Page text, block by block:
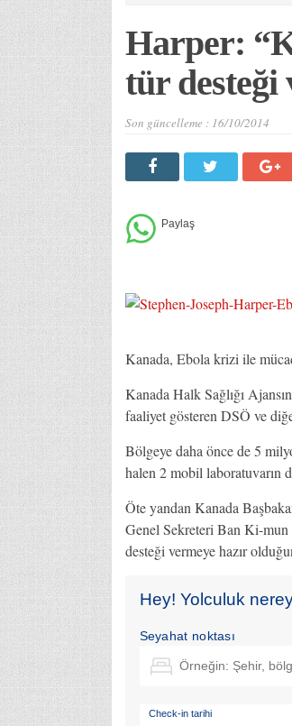
Harper:
tür desteği
Son güncelleme : 16/10/2014
Kanada, Ebola krizi ile
Kanada Halk Sağlığı
faaliyet gösteren DSÖ ve
Bölgeye daha önce de 5
halen 2 mobil laboratuvarın
Öte yandan Kanada
Genel Sekreteri Ban Ki-mun
desteği vermeye hazır
Hey! Yolculuk
Seyahat noktası
Check-in tarihi